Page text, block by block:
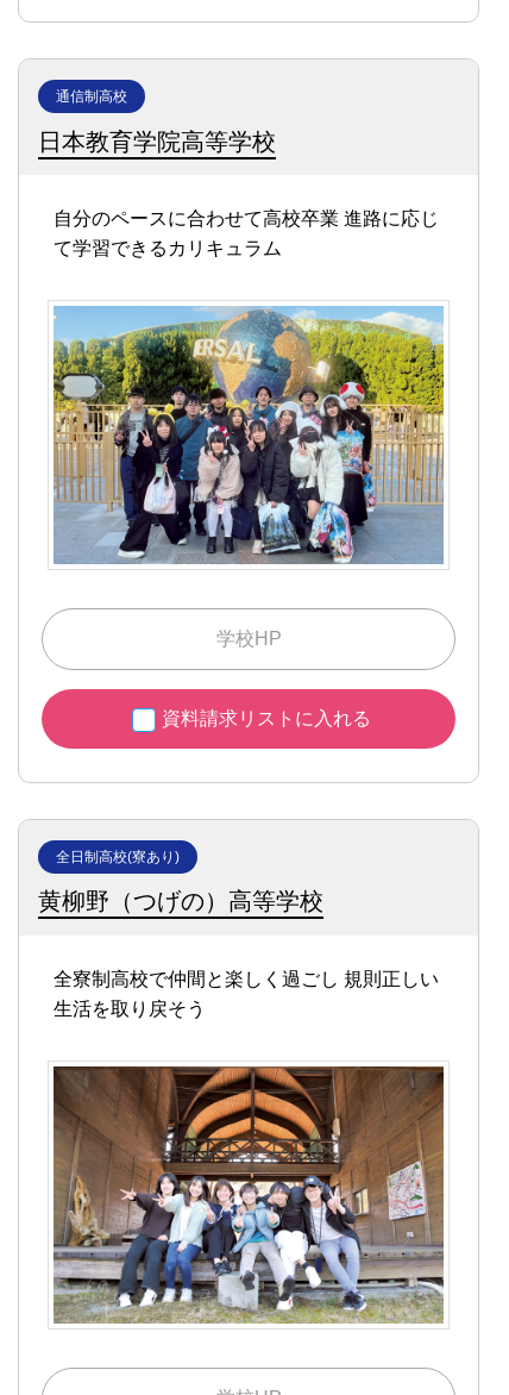
通信制高校
日本教育学院高等学校
自分のペースに合わせて高校卒業 進路に応じ
て学習できるカリキュラム
学校HP
資料請求リストに入れる
全日制高校(寮あり)
黄柳野（つげの）高等学校
全寮制高校で仲間と楽しく過ごし 規則正しい
生活を取り戻そう